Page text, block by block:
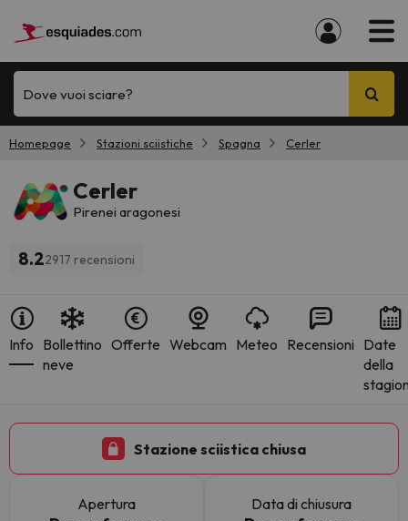
Dove vuoi sciare?
Homepage Stazioni sciistiche Spagna Cerler
Cerler
Pirenei aragonesi
8.22917 recensioni
Info Bollettino
neve
Offerte Webcam Meteo Recensioni Date
della
Stazione sciistica chiusa
Apertura Data di chiusura